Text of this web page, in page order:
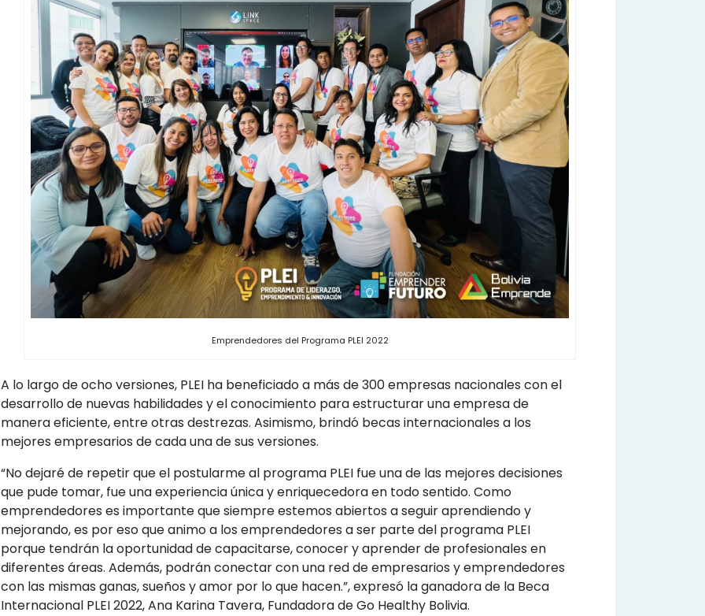
Emprendedores del Programa PLEI 2022
A lo largo de ocho versiones, PLEI ha beneficiado a más de 300 empresas nacionales con el
desarrollo de nuevas habilidades y el conocimiento para estructurar una empresa de
manera eficiente, entre otras destrezas. Asimismo, brindó becas internacionales a los
mejores empresarios de cada una de sus versiones.
“No dejaré de repetir que el postularme al programa PLEI fue una de las mejores decisiones
que pude tomar, fue una experiencia única y enriquecedora en todo sentido. Como
emprendedores es importante que siempre estemos abiertos a seguir aprendiendo y
mejorando, es por eso que animo a los emprendedores a ser parte del programa PLEI
porque tendrán la oportunidad de capacitarse, conocer y aprender de profesionales en
diferentes áreas. Además, podrán conectar con una red de empresarios y emprendedores
con las mismas ganas, sueños y amor por lo que hacen.”, expresó la ganadora de la Beca
Internacional PLEI 2022, Ana Karina Tavera, Fundadora de Go Healthy Bolivia.